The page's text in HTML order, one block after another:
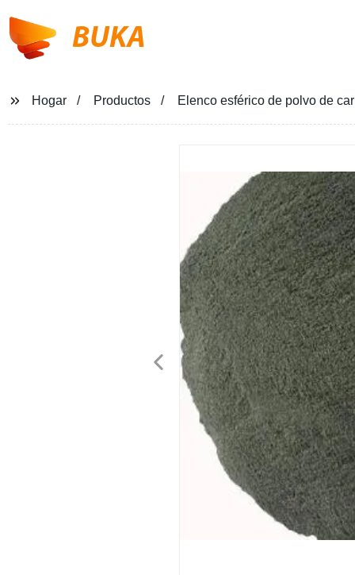
BUKA
Hogar Productos Elenco esférico de polvo de